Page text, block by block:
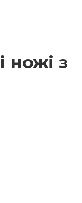
ножі з